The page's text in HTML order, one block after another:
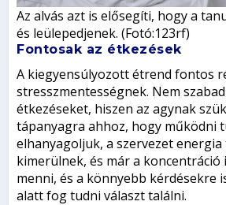
Az alvás azt is elősegíti, hogy a
és leülepedjenek. (Fotó:123rf)
Fontosak az étkezések
A kiegyensúlyozott étrend fontos
stresszmentességnek. Nem
étkezéseket, hiszen az agynak
tápanyagra ahhoz, hogy működni
elhanyagoljuk, a szervezet
kimerülnek, és már a
menni, és a könnyebb kérdésekre
alatt fog tudni választ találni.